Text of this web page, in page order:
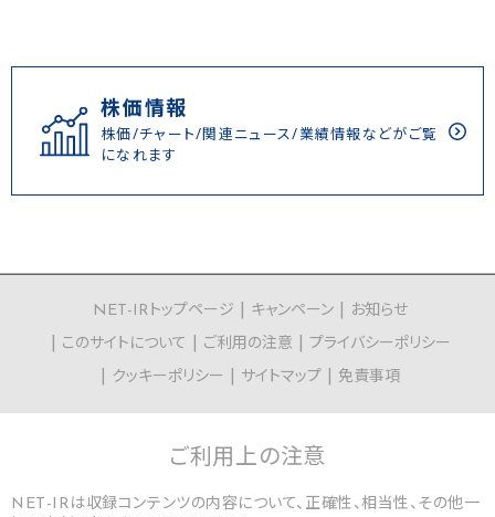
株価情報
株価/チャート/関連ニュース/業績情報などがご覧
になれます
NET-IRトップページ キャンペーン
お知らせ
このサイトについて
ご利用の注意
プライバシーポリシー
クッキーポリシー
サイトマップ 免責事項
ご利用上の注意
NET-IRは収録コンテンツの内容について、正確性、相当性、その他一